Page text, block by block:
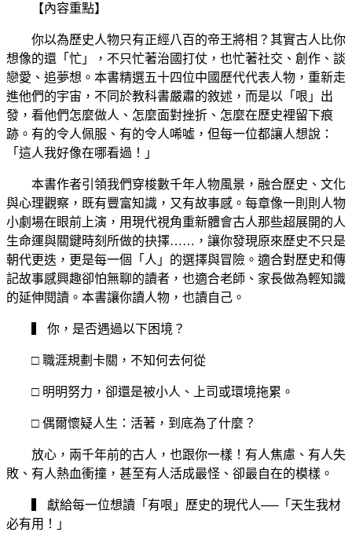
【內容重點】
你以為歷史人物只有正經八百的帝王將相？其實古人比你
想像的還「忙」，不只忙著治國打仗，也忙著社交、創作、談
戀愛、追夢想。本書精選五十四位中國歷代代表人物，重新走
進他們的宇宙，不同於教科書嚴肅的敘述，而是以「哏」出
發，看他們怎麼做人、怎麼面對挫折、怎麼在歷史裡留下痕
跡。有的令人佩服、有的令人唏噓，但每一位都讓人想說：
「這人我好像在哪看過！」
本書作者引領我們穿梭數千年人物風景，融合歷史、文化
與心理觀察，既有豐富知識，又有故事感。每章像一則則人物
小劇場在眼前上演，用現代視角重新體會古人那些超展開的人
生命運與關鍵時刻所做的抉擇……，讓你發現原來歷史不只是
朝代更迭，更是每一個「人」的選擇與冒險。適合對歷史和傳
記故事感興趣卻怕無聊的讀者，也適合老師、家長做為輕知識
的延伸閱讀。本書讓你讀人物，也讀自己。
▍ 你，是否遇過以下困境？
□ 職涯規劃卡關，不知何去何從
□ 明明努力，卻還是被小人、上司或環境拖累。
□ 偶爾懷疑人生：活著，到底為了什麼？
放心，兩千年前的古人，也跟你一樣！有人焦慮、有人失
敗、有人熱血衝撞，甚至有人活成最怪、卻最自在的模樣。
▍ 獻給每一位想讀「有哏」歷史的現代人──「天生我材
必有用！」